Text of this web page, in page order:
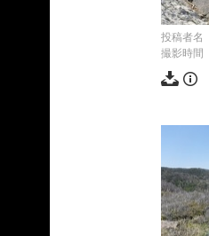
投稿者名
撮影時間